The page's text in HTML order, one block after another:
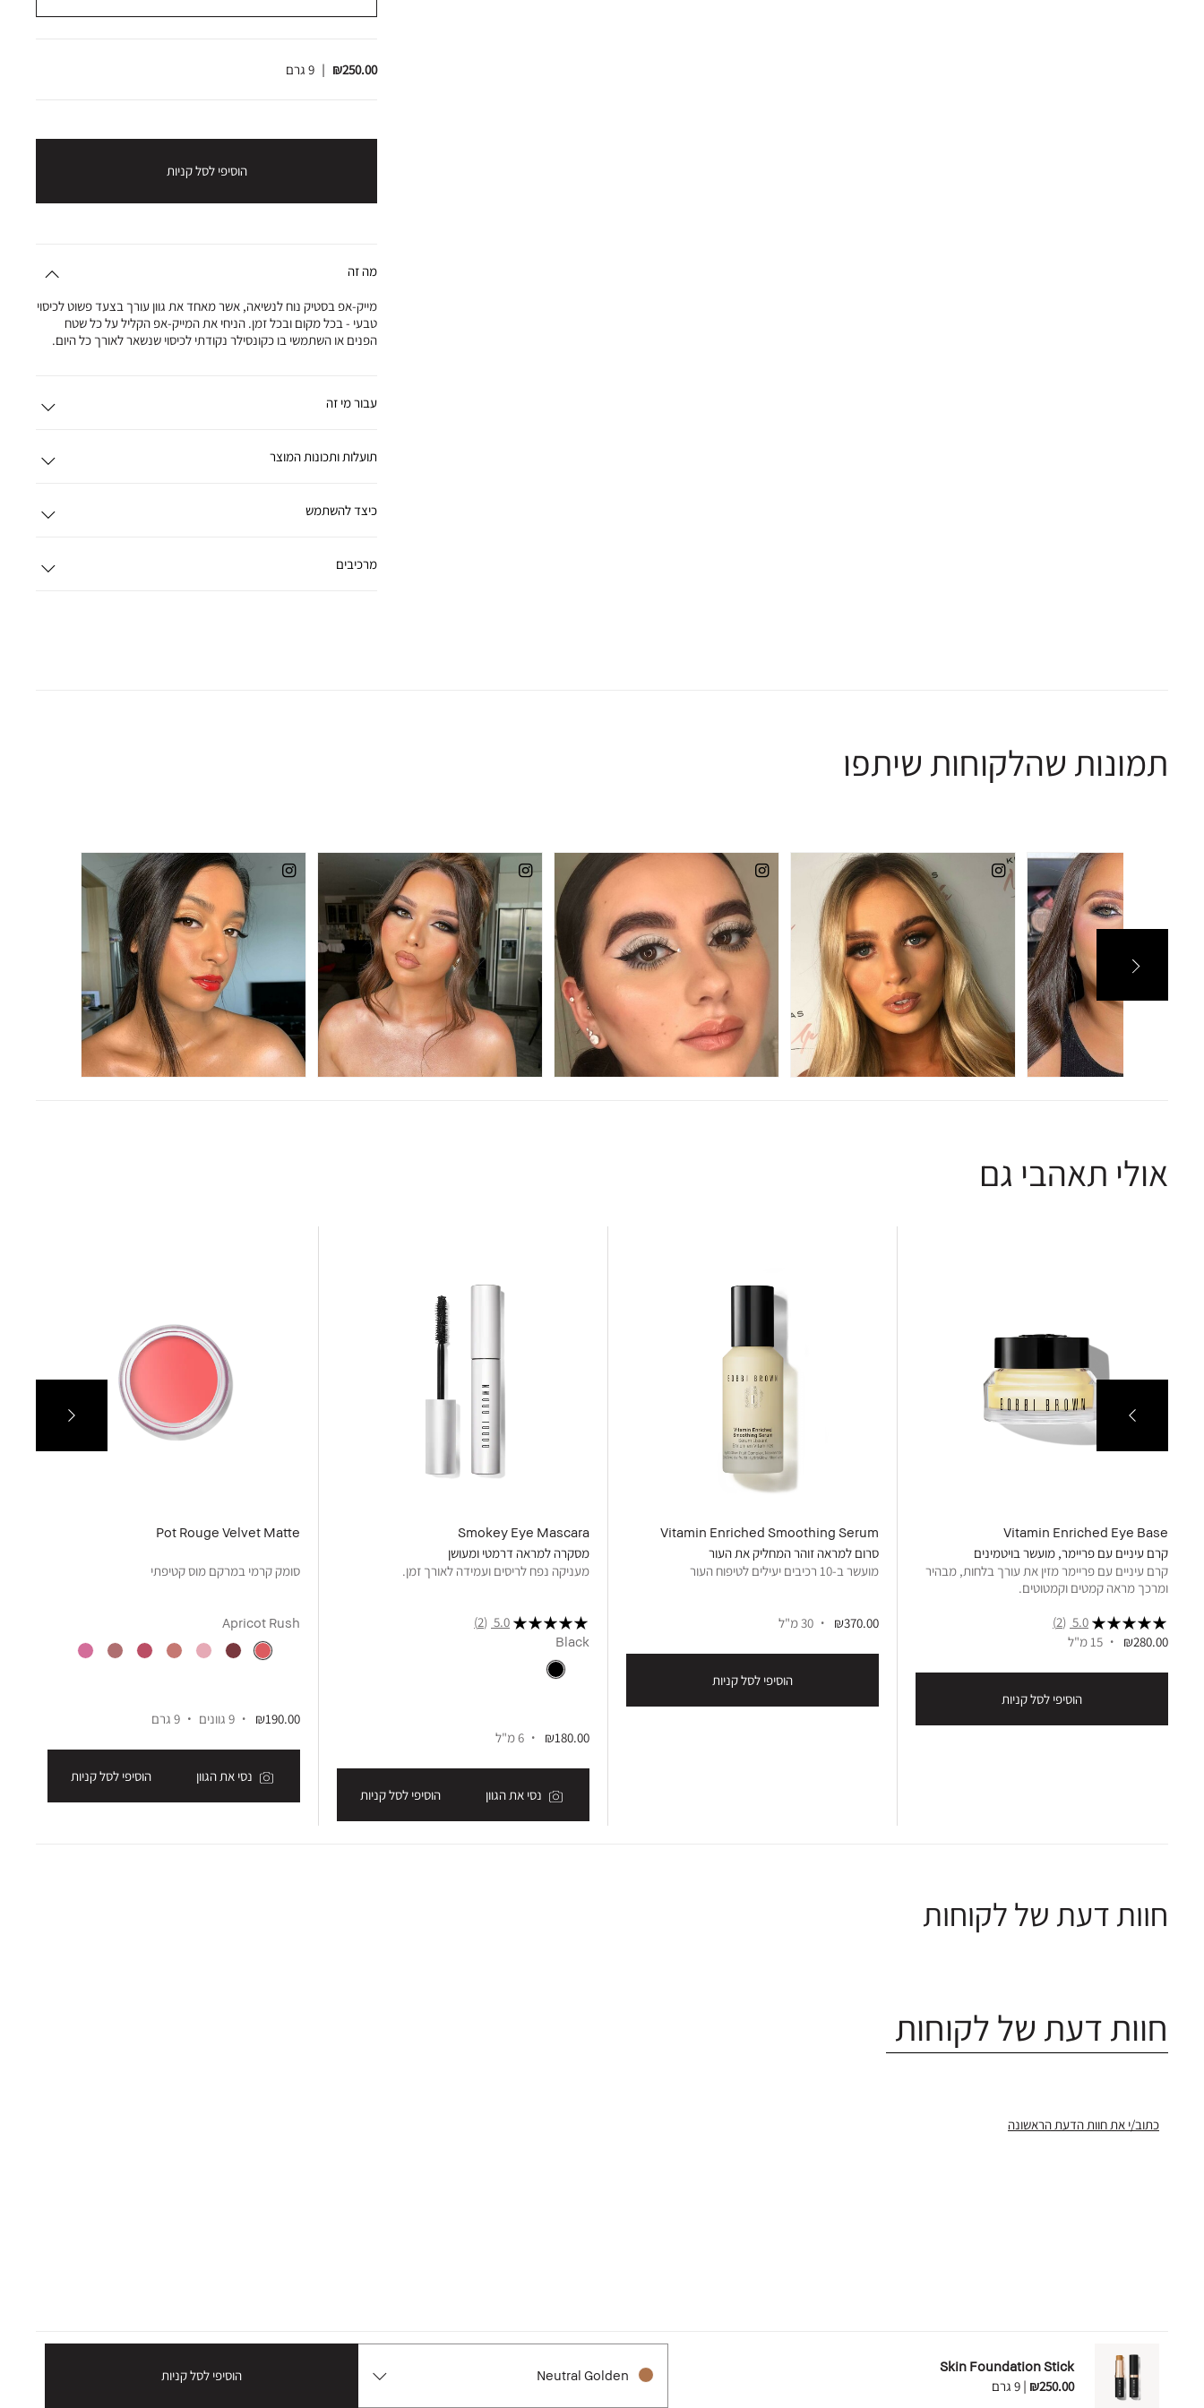
₪250.00
| 9 גרם
הוסיפי לסל קניות
מה זה
מייק-אפ בסטיק נוח לנשיאה, אשר מאחד את גוון עורך בצעד פשוט לכיסוי
טבעי - בכל מקום ובכל זמן. הניחי את המייק-אפ הקליל על כל שטח
הפנים או השתמשי בו כקונסילר נקודתי לכיסוי שנשאר לאורך כל היום.
עבור מי זה
תועלות ותכונות המוצר
כיצד להשתמש
מרכיבים
תמונות שהלקוחות שיתפו
אולי תאהבי גם
Vitamin Enriched Eye Base
קרם עיניים עם פריימר, מועשר בויטמינים
קרם עיניים עם פריימר מזין את עורך בלחות, מבהיר
ומרכך מראה קמטים וקמטוטים.
5.0
(2)
₪280.00
15 מ"ל
הוסיפי לסל קניות
Vitamin Enriched Smoothing Serum
סרום למראה זוהר המחליק את העור
מועשר ב-10 רכיבים יעילים לטיפוח העור
₪370.00 30 מ"ל
הוסיפי לסל קניות
Smokey Eye Mascara
מסקרה למראה דרמטי ומעושן
מעניקה נפח לריסים ועמידה לאורך זמן.
5.0
(2)
Black
₪180.00 6 מ"ל
נסי את הגוון הוסיפי לסל קניות
Pot Rouge Velvet Matte
סומק קרמי במרקם מוס קטיפתי
Apricot Rush
₪190.00 9 גוונים 9 גרם
נסי את הגוון הוסיפי לסל קניות
חוות דעת של לקוחות
חוות דעת של לקוחות
כתוב/י את חוות הדעת הראשונה
Skin Foundation Stick
₪250.00
| 9 גרם
Neutral Golden הוסיפי לסל קניות